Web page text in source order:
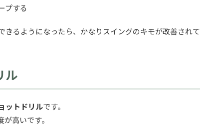
プする
きるようになったら、かなりスイングのキモが改善されて
ル
ットドリルです。
高いです。